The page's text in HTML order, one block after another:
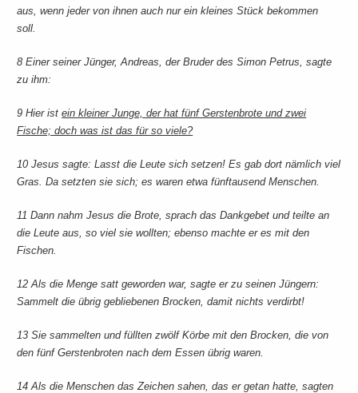
aus, wenn jeder von ihnen auch nur ein kleines Stück bekommen
soll.
8Einer seiner Jünger, Andreas, der Bruder des Simon Petrus, sagte
zu ihm:
9Hier istein kleiner Junge, der hat fünf Gerstenbrote und zwei
Fische; doch was ist das für so viele?
10Jesus sagte: Lasst die Leute sich setzen! Es gab dort nämlich viel
Gras. Da setzten sie sich; es waren etwa fünftausend Menschen.
11Dann nahm Jesus die Brote, sprach das Dankgebet und teilte an
die Leute aus, so viel sie wollten; ebenso machte er es mit den
Fischen.
12Als die Menge satt geworden war, sagte er zu seinen Jüngern:
Sammelt die übrig gebliebenen Brocken, damit nichts verdirbt!
13Sie sammelten und füllten zwölf Körbe mit den Brocken, die von
den fünf Gerstenbroten nach dem Essen übrig waren.
14Als die Menschen das Zeichen sahen, das er getan hatte, sagten